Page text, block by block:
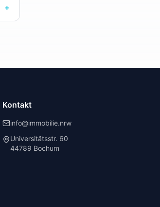
+
Kontakt
info@immobilie.nrw
Universitätsstr. 60
44789 Bochum